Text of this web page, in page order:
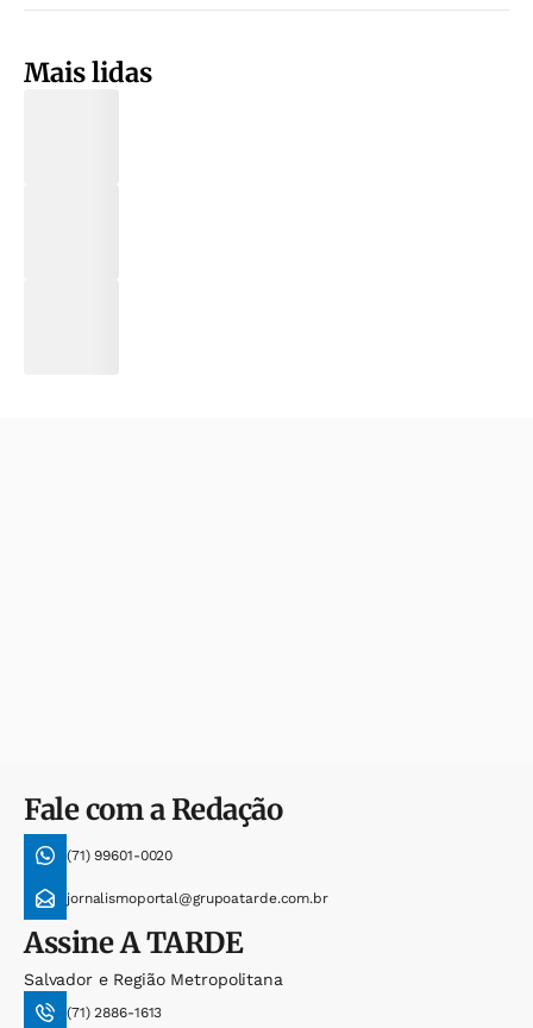
Mais lidas
Fale com a Redação
(71) 99601-0020
jornalismoportal@grupoatarde.com.br
AssineA TARDE
Salvador e Região Metropolitana
(71) 2886-1613